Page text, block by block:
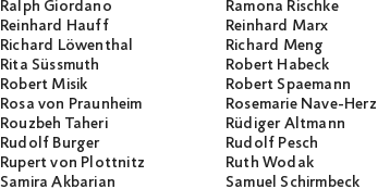
Ralph Giordano Ramona Rischke
Reinhard Hauff Reinhard Marx
Richard Löwenthal Richard Meng
Rita Süssmuth Robert Habeck
Robert Misik Robert Spaemann
Rosa von Praunheim Rosemarie Nave-Herz
Rouzbeh Taheri Rüdiger Altmann
Rudolf Burger Rudolf Pesch
Rupert von Plottnitz Ruth Wodak
Samira Akbarian Samuel Schirmbeck